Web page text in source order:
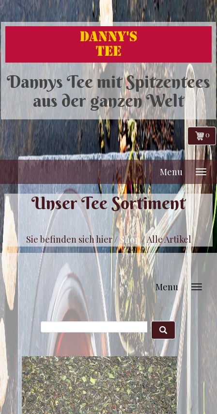
Dannys Tee mit Spitzentees
aus der ganzen Welt
0
Menu
Unser Tee Sortiment
Sie befinden sich hier /Shop/Alle Artikel
Menu